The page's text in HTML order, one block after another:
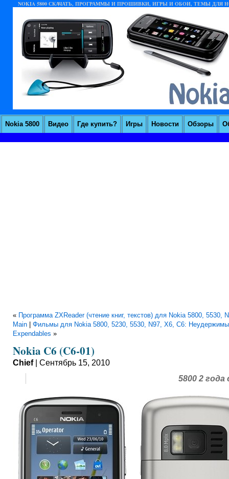
NOKIA 5800 СКАЧАТЬ, ПРОГРАММЫ И ПРОШИВКИ, ИГРЫ И ОБОИ, ТЕМЫ ДЛЯ
Nokia 5800 Видео Где купить? Игры Новости Обзоры
« Программа ZXReader (чтение книг, текстов) для Nokia 5800, 5530,
Main
Фильмы для Nokia 5800, 5230, 5530, N97, X6, C6:
Expendables »
Nokia C6 (C6-01)
Chief| Сентябрь 15, 2010
5800 2 года